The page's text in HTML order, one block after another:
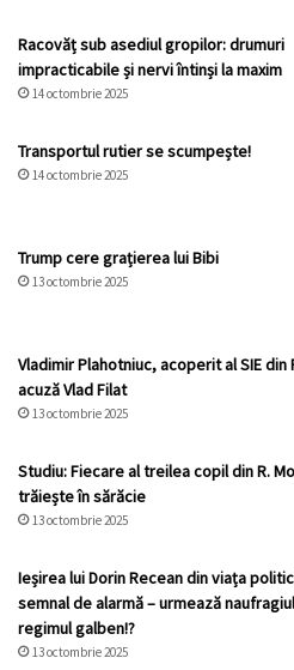
Racovăț sub asediul gropilor: drumuri
impracticabile și nervi întinși la maxim
14 octombrie 2025
Transportul rutier se scumpește!
14 octombrie 2025
Trump cere grațierea lui Bibi
13 octombrie 2025
Vladimir Plahotniuc, acoperit al SIE din
acuză Vlad Filat
13 octombrie 2025
Studiu: Fiecare al treilea copil din R.
trăiește în sărăcie
13 octombrie 2025
Ieșirea lui Dorin Recean din viața
semnal de alarmă – urmează
regimul galben!?
13 octombrie 2025